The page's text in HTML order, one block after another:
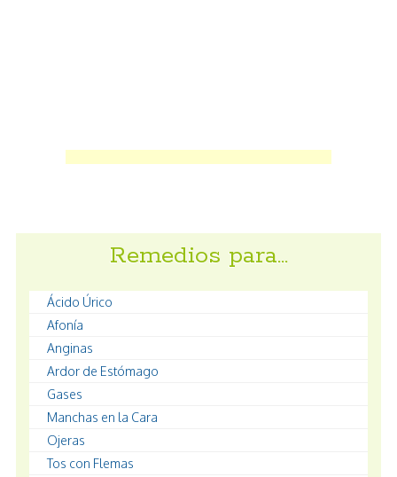
Remedios para…
Ácido Úrico
Afonía
Anginas
Ardor de Estómago
Gases
Manchas en la Cara
Ojeras
Tos con Flemas